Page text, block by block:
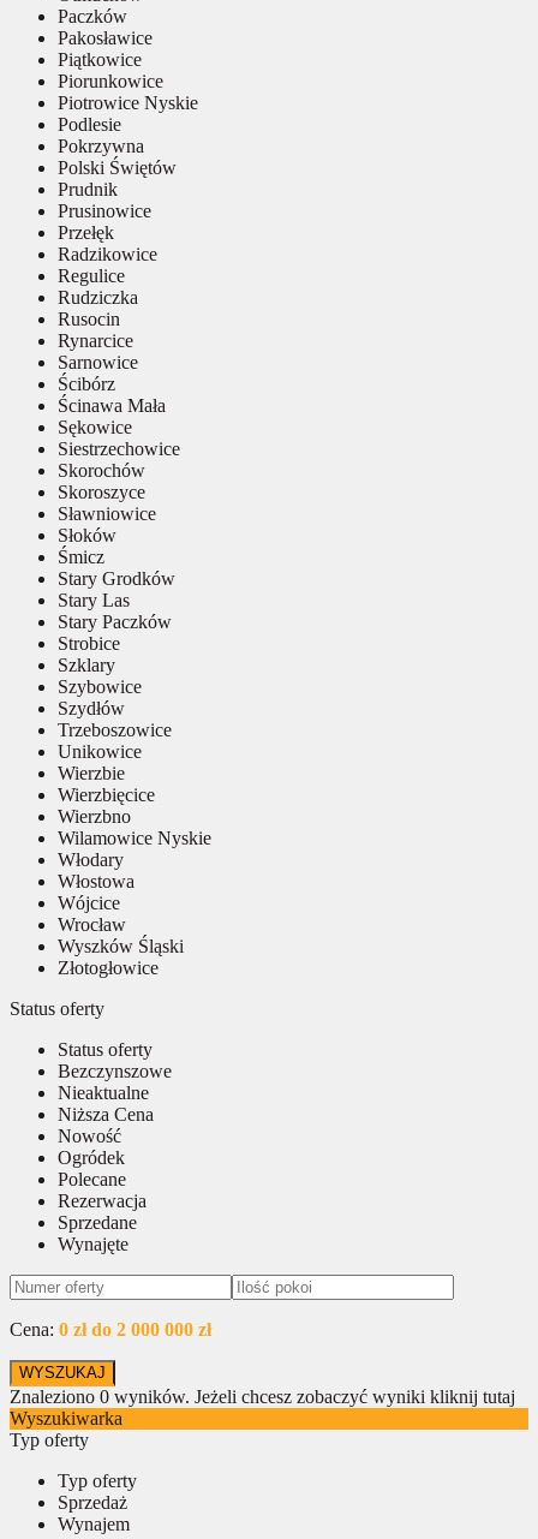
Paczków
Pakosławice
Piątkowice
Piorunkowice
Piotrowice Nyskie
Podlesie
Pokrzywna
Polski Świętów
Prudnik
Prusinowice
Przełęk
Radzikowice
Regulice
Rudziczka
Rusocin
Rynarcice
Sarnowice
Ścibórz
Ścinawa Mała
Sękowice
Siestrzechowice
Skorochów
Skoroszyce
Sławniowice
Słoków
Śmicz
Stary Grodków
Stary Las
Stary Paczków
Strobice
Szklary
Szybowice
Szydłów
Trzeboszowice
Unikowice
Wierzbie
Wierzbięcice
Wierzbno
Wilamowice Nyskie
Włodary
Włostowa
Wójcice
Wrocław
Wyszków Śląski
Złotogłowice
Status oferty
Status oferty
Bezczynszowe
Nieaktualne
Niższa Cena
Nowość
Ogródek
Polecane
Rezerwacja
Sprzedane
Wynajęte
Cena: 0 zł do 2 000 000 zł
Znaleziono 0 wyników. Jeżeli chcesz zobaczyć wyniki kliknij tutaj
Wyszukiwarka
Typ oferty
Typ oferty
Sprzedaż
Wynajem